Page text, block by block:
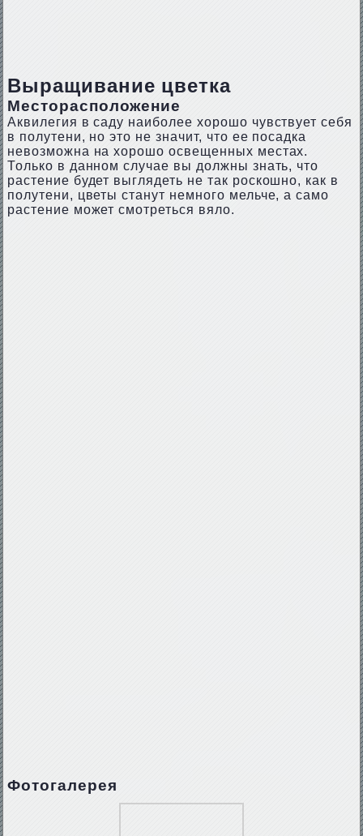
Выращивание цветка
Месторасположение
Аквилегия в саду наиболее хорошо чувствует себя
в полутени, но это не значит, что ее посадка
невозможна на хорошо освещенных местах.
Только в данном случае вы должны знать, что
растение будет выглядеть не так роскошно, как в
полутени, цветы станут немного мельче, а само
растение может смотреться вяло.
Фотогалерея